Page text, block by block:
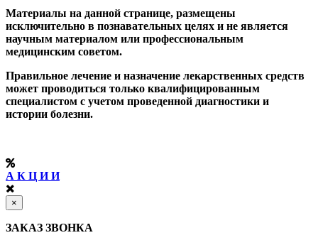
Материалы на данной странице, размещены
исключительно в познавательных целях и не является
научным материалом или профессиональным
медицинским советом.
Правильное лечение и назначение лекарственных средств
может проводиться только квалифицированным
специалистом с учетом проведенной диагностики и
истории болезни.
А К Ц И И
×
ЗАКАЗ ЗВОНКА